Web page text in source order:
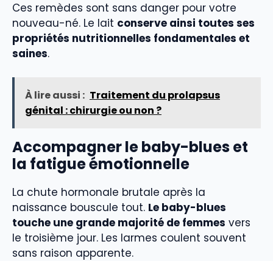
Ces remèdes sont sans danger pour votre
nouveau-né. Le lait conserve ainsi toutes ses
propriétés nutritionnelles fondamentales et
saines.
À lire aussi : Traitement du prolapsus
génital : chirurgie ou non ?
Accompagner le baby-blues et
la fatigue émotionnelle
La chute hormonale brutale après la
naissance bouscule tout. Le baby-blues
touche une grande majorité de femmes vers
le troisième jour. Les larmes coulent souvent
sans raison apparente.